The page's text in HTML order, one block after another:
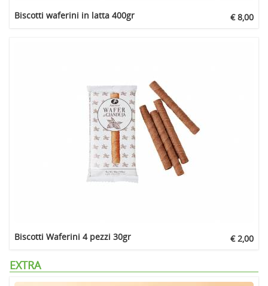
Biscotti waferini in latta 400gr € 8,00
Biscotti Waferini 4 pezzi 30gr € 2,00
EXTRA